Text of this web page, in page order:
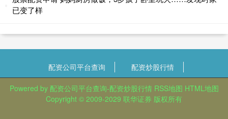
已变了样
配资公司平台查询 配资炒股行情
Powered by 配资公司平台查询-配资炒股行情 RSS地图 HTML地图
Copyright © 2009-2029 联华证券 版权所有